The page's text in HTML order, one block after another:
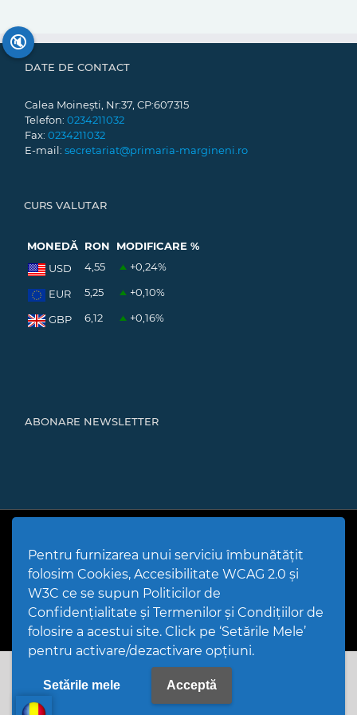
Pentru furnizarea unui serviciu îmbunătățit
folosim Cookies, Accesibilitate WCAG 2.0 și
W3C ce se supun Politicilor de
Confidențialitate și Termenilor și Condițiilor de
folosire a acestui site. Click pe ‘Setările Mele’
pentru activare/dezactivare opțiuni.
Setările mele Acceptă
DATE DE CONTACT
Calea Moinești, Nr:37, CP:607315
Telefon: 0234211032
Fax: 0234211032
E-mail: secretariat@primaria-margineni.ro
CURS VALUTAR
MONEDĂ RON
MODIFICARE %
USD
4,55 +0,24%
EUR 5,25 +0,10%
GBP 6,12 +0,16%
ABONARE NEWSLETTER
Mărgineni
Politică de utilizare Cookies|Politică de confidențialitate site
Termeni și condiții de utilizare a site-ului
Hartă Website
🔇